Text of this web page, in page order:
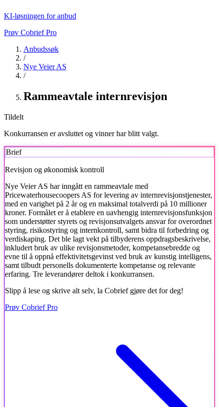
KI-løsningen for anbud
Prøv Cobrief Pro
Anbudssøk
/
Nye Veier AS
/
Rammeavtale internrevisjon
Tildelt
Konkurransen er avsluttet og vinner har blitt valgt.
Brief
Revisjon og økonomisk kontroll
Nye Veier AS har inngått en rammeavtale med
Pricewaterhousecoopers AS for levering av internrevisjonstjenester,
med en varighet på 2 år og en maksimal totalverdi på 10 millioner
kroner. Formålet er å etablere en uavhengig internrevisjonsfunksjon
som understøtter styrets og revisjonsutvalgets ansvar for overordnet
styring, risikostyring og internkontroll, samt bidra til forbedring og
verdiskaping. Det ble lagt vekt på tilbyderens oppdragsbeskrivelse,
inkludert bruk av ulike revisjonsmetoder, kompetansebredde og
evne til å oppnå effektivitetsgevinst ved bruk av kunstig intelligens,
samt tilbudt personells dokumenterte kompetanse og relevante
erfaring. Tre leverandører deltok i konkurransen.
Slipp å lese og skrive alt selv, la Cobrief gjøre det for deg!
Prøv Cobrief Pro